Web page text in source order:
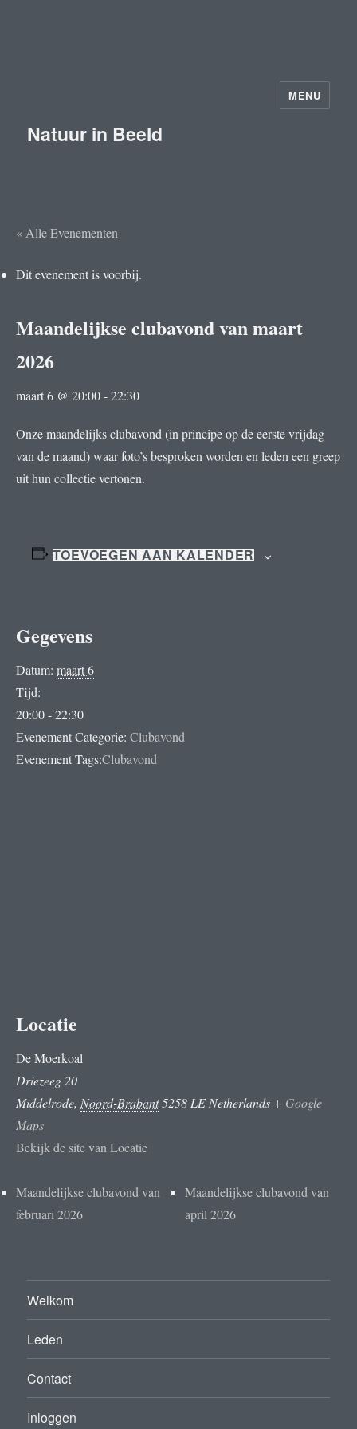
Natuur in Beeld
MENU
« Alle Evenementen
Dit evenement is voorbij.
Maandelijkse clubavond van maart
2026
maart 6 @ 20:00-22:30
Onze maandelijks clubavond (in principe op de eerste vrijdag
van de maand) waar foto’s besproken worden en leden een greep
uit hun collectie vertonen.
TOEVOEGEN AAN KALENDER
Gegevens
Datum: maart 6
Tijd:
20:00 - 22:30
Evenement Categorie: Clubavond
Evenement Tags:Clubavond
Locatie
De Moerkoal
Driezeeg 20
Middelrode, Noord-Brabant5258 LE Netherlands+ Google
Maps
Bekijk de site van Locatie
Maandelijkse clubavond van
februari 2026
Maandelijkse clubavond van
april 2026
Welkom
Leden
Contact
Inloggen